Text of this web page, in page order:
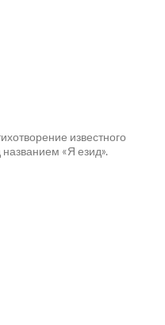
известного
названием «Я езид».